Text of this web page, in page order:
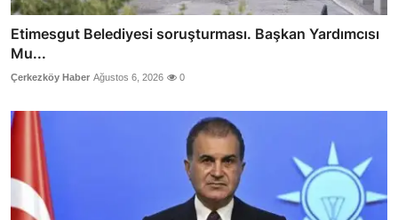
Etimesgut Belediyesi soruşturması. Başkan Yardımcısı
Mu...
Çerkezköy Haber Ağustos 6, 2026 0